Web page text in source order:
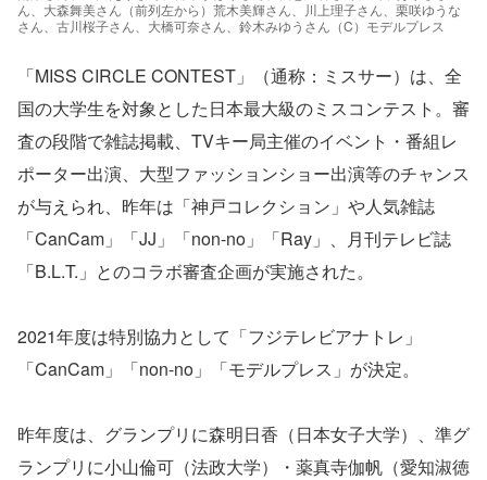
ん、大森舞美さん（前列左から）荒木美輝さん、川上理子さん、栗咲ゆうな
さん、古川桜子さん、大橋可奈さん、鈴木みゆうさん（C）モデルプレス
「MISS CIRCLE CONTEST」（通称：ミスサー）は、全
国の大学生を対象とした日本最大級のミスコンテスト。審
査の段階で雑誌掲載、TVキー局主催のイベント・番組レ
ポーター出演、大型ファッションショー出演等のチャンス
が与えられ、昨年は「神戸コレクション」や人気雑誌
「CanCam」「JJ」「non-no」「Ray」、月刊テレビ誌
「B.L.T.」とのコラボ審査企画が実施された。
2021年度は特別協力として「フジテレビアナトレ」
「CanCam」「non-no」「モデルプレス」が決定。
昨年度は、グランプリに森明日香（日本女子大学）、準グ
ランプリに小山倫可（法政大学）・薬真寺伽帆（愛知淑徳